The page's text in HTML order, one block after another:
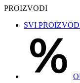
PROIZVODI
SVI